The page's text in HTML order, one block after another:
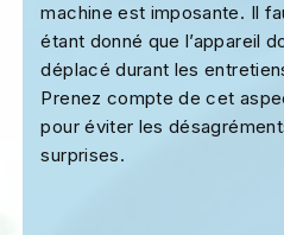
machine est imposante. Il
étant donné que l’appareil
déplacé durant les
Prenez compte de cet
pour éviter les
surprises.